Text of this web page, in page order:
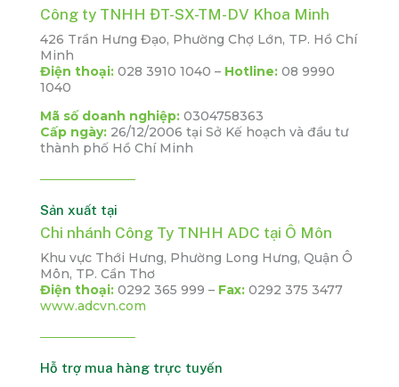
Công ty TNHH ĐT-SX-TM-DV Khoa Minh
426 Trần Hưng Đạo, Phường Chợ Lớn, TP. Hồ Chí
Minh
Điện thoại:028 3910 1040 – Hotline:08 9990
1040
Mã số doanh nghiệp: 0304758363
Cấp ngày: 26/12/2006 tại Sở Kế hoạch và đầu tư
thành phố Hồ Chí Minh
Sản xuất tại
Chi nhánh Công Ty TNHH ADC tại Ô Môn
Khu vực Thới Hưng, Phường Long Hưng, Quận Ô
Môn, TP. Cần Thơ
Điện thoại:0292 365 999 – Fax:0292 375 3477
www.adcvn.com
Hỗ trợ mua hàng trực tuyến